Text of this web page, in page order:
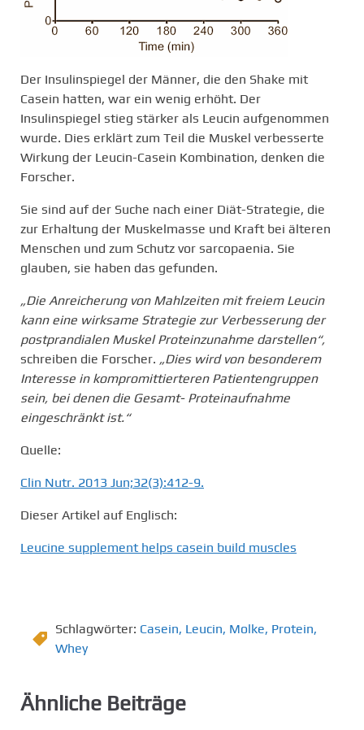
Der Insulinspiegel der Männer, die den Shake mit
Casein hatten, war ein wenig erhöht. Der
Insulinspiegel stieg stärker als Leucin aufgenommen
wurde. Dies erklärt zum Teil die Muskel verbesserte
Wirkung der Leucin-Casein Kombination, denken die
Forscher.
Sie sind auf der Suche nach einer Diät-Strategie, die
zur Erhaltung der Muskelmasse und Kraft bei älteren
Menschen und zum Schutz vor sarcopaenia. Sie
glauben, sie haben das gefunden.
„Die Anreicherung von Mahlzeiten mit freiem Leucin
kann eine wirksame Strategie zur Verbesserung der
postprandialen Muskel Proteinzunahme darstellen“,
schreiben die Forscher. „Dies wird von besonderem
Interesse in kompromittierteren Patientengruppen
sein, bei denen die Gesamt- Proteinaufnahme
eingeschränkt ist.“
Quelle:
Clin Nutr. 2013 Jun;32(3):412-9.
Dieser Artikel auf Englisch:
Leucine supplement helps casein build muscles
Schlagwörter: Casein, Leucin, Molke, Protein,
Whey
Ähnliche Beiträge